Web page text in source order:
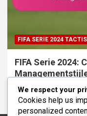
FIFA SERIE 2024
FIFA Serie 2024:
05/02/2026 Clara
We respect your
Cookies help us
personalized